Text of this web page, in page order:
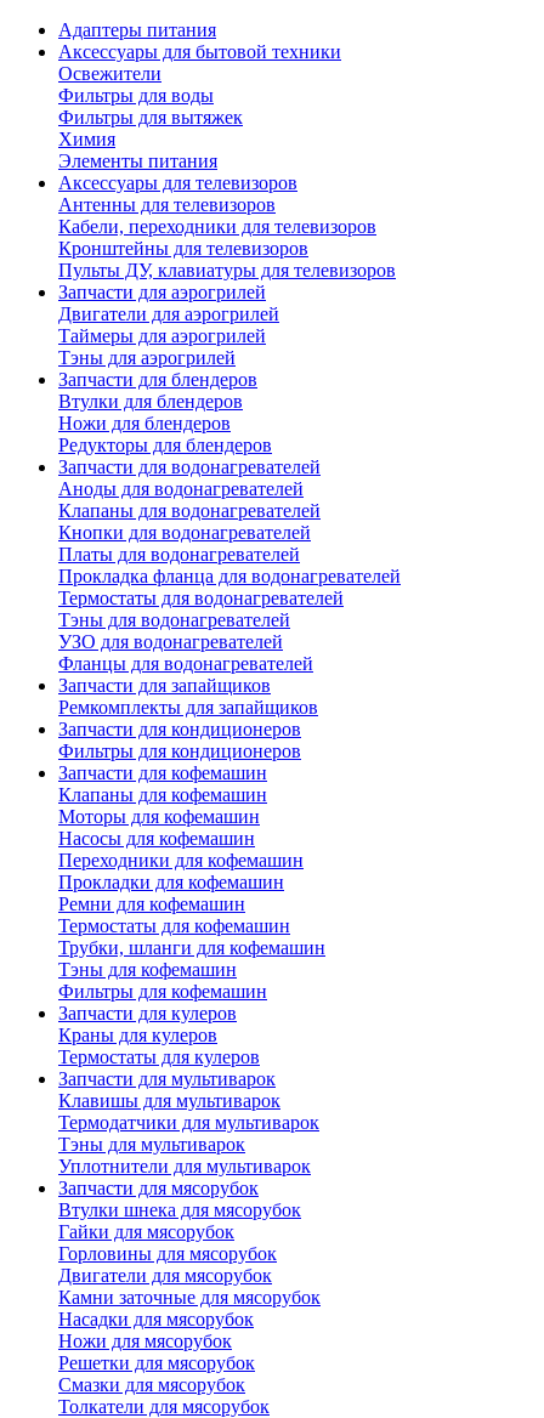
Адаптеры питания
Аксессуары для бытовой техники
Освежители
Фильтры для воды
Фильтры для вытяжек
Химия
Элементы питания
Аксессуары для телевизоров
Антенны для телевизоров
Кабели, переходники для телевизоров
Кронштейны для телевизоров
Пульты ДУ, клавиатуры для телевизоров
Запчасти для аэрогрилей
Двигатели для аэрогрилей
Таймеры для аэрогрилей
Тэны для аэрогрилей
Запчасти для блендеров
Втулки для блендеров
Ножи для блендеров
Редукторы для блендеров
Запчасти для водонагревателей
Аноды для водонагревателей
Клапаны для водонагревателей
Кнопки для водонагревателей
Платы для водонагревателей
Прокладка фланца для водонагревателей
Термостаты для водонагревателей
Тэны для водонагревателей
УЗО для водонагревателей
Фланцы для водонагревателей
Запчасти для запайщиков
Ремкомплекты для запайщиков
Запчасти для кондиционеров
Фильтры для кондиционеров
Запчасти для кофемашин
Клапаны для кофемашин
Моторы для кофемашин
Насосы для кофемашин
Переходники для кофемашин
Прокладки для кофемашин
Ремни для кофемашин
Термостаты для кофемашин
Трубки, шланги для кофемашин
Тэны для кофемашин
Фильтры для кофемашин
Запчасти для кулеров
Краны для кулеров
Термостаты для кулеров
Запчасти для мультиварок
Клавишы для мультиварок
Термодатчики для мультиварок
Тэны для мультиварок
Уплотнители для мультиварок
Запчасти для мясорубок
Втулки шнека для мясорубок
Гайки для мясорубок
Горловины для мясорубок
Двигатели для мясорубок
Камни заточные для мясорубок
Насадки для мясорубок
Ножи для мясорубок
Решетки для мясорубок
Смазки для мясорубок
Толкатели для мясорубок